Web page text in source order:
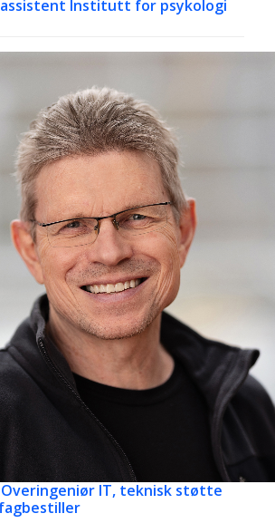
Institutt for psykologi
Overingeniør IT, teknisk støtte